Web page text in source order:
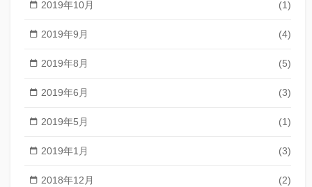
2019年10月 (1)
2019年9月 (4)
2019年8月 (5)
2019年6月 (3)
2019年5月 (1)
2019年1月 (3)
2018年12月 (2)